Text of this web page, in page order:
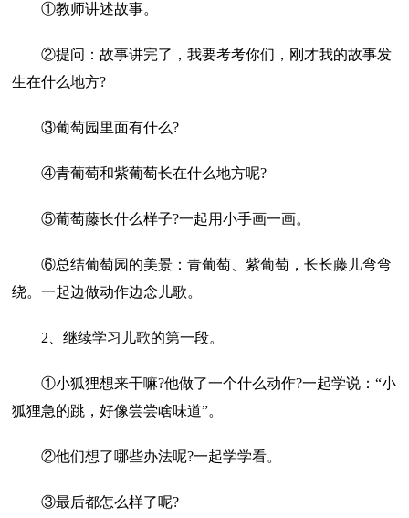
①教师讲述故事。
②提问：故事讲完了，我要考考你们，刚才我的故事发
生在什么地方?
③葡萄园里面有什么?
④青葡萄和紫葡萄长在什么地方呢?
⑤葡萄藤长什么样子?一起用小手画一画。
⑥总结葡萄园的美景：青葡萄、紫葡萄，长长藤儿弯弯
绕。一起边做动作边念儿歌。
2、继续学习儿歌的第一段。
①小狐狸想来干嘛?他做了一个什么动作?一起学说：“小
狐狸急的跳，好像尝尝啥味道”。
②他们想了哪些办法呢?一起学学看。
③最后都怎么样了呢?